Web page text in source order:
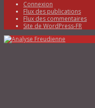
Connexion
Flux des publications
Flux des commentaires
Site de WordPress-FR